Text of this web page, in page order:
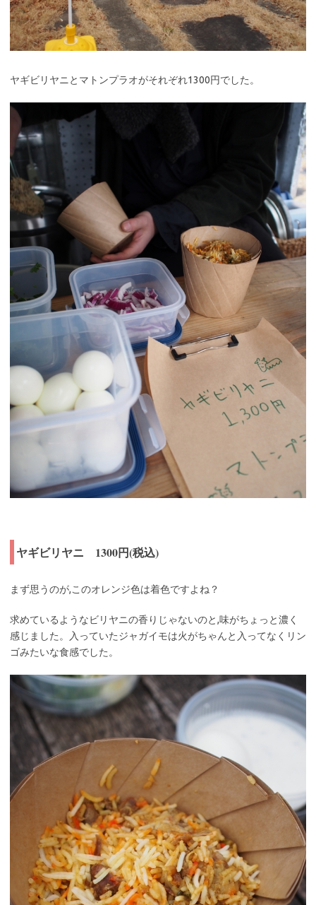
ヤギビリヤニとマトンプラオがそれぞれ1300円でした。
ヤギビリヤニ 1300円(税込)
まず思うのが,このオレンジ色は着色ですよね？
求めているようなビリヤニの香りじゃないのと,味がちょっと濃く
感じました。入っていたジャガイモは火がちゃんと入ってなくリン
ゴみたいな食感でした。